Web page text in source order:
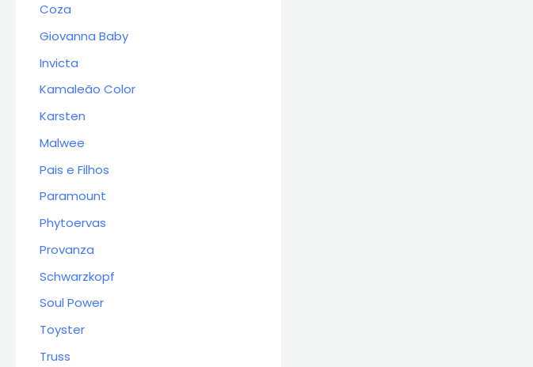
Coza
Giovanna Baby
Invicta
Kamaleão Color
Karsten
Malwee
Pais e Filhos
Paramount
Phytoervas
Provanza
Schwarzkopf
Soul Power
Toyster
Truss